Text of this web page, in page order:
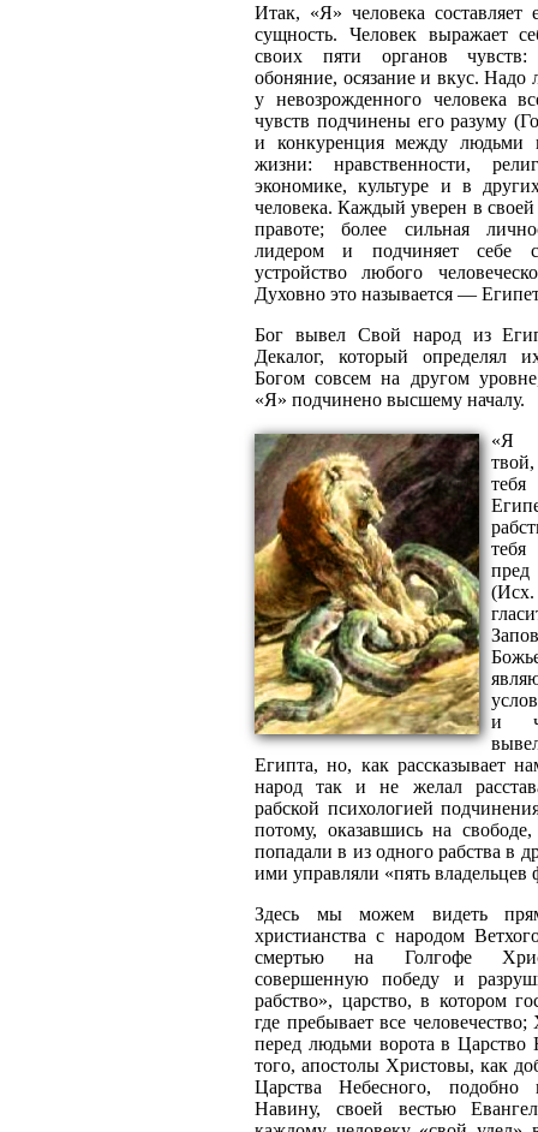
Итак, «Я» человека составляет
сущность. Человек выражает
своих пяти органов чувств:
обоняние, осязание и вкус. Надо
у невозрожденного человека
чувств подчинены его разуму
и конкуренция между людьми
жизни: нравственности,
экономике, культуре и в
человека. Каждый уверен в
правоте; более сильная
лидером и подчиняет себе
устройство любого
Духовно это называется —
Бог вывел Свой народ из
Декалог, который определял
Богом совсем на другом
«Я» подчинено высшему началу.
«Я
и
Египта, но, как рассказывает
народ так и не желал
рабской психологией
потому, оказавшись на
попадали в из одного рабства в
ими управляли «пять владельцев
Здесь мы можем видеть
христианства с народом
смертью на Голгофе
совершенную победу и
рабство», царство, в котором
где пребывает все
перед людьми ворота в Царство
того, апостолы Христовы, как
Царства Небесного,
Навину, своей вестью